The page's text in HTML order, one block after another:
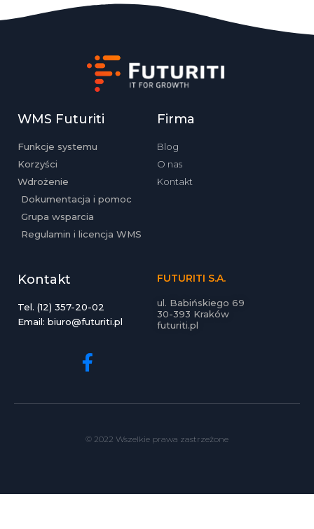
WMS Futuriti
Funkcje systemu
Korzyści
Wdrożenie
Dokumentacja i pomoc
Grupa wsparcia
Regulamin i licencja WMS
Firma
Blog
O nas
Kontakt
Kontakt
Tel. (12) 357-20-02
Email: biuro@futuriti.pl
FUTURITI S.A.
ul. Babińskiego 69
30-393 Kraków
futuriti.pl
© 2022 Wszelkie prawa zastrzeżone